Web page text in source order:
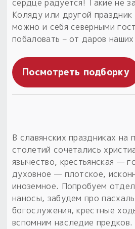
Пыльный сундучок
большое обновление
Товары со скидкой
Новинки
Товары недели
Оберег в подарок
к заказу от 3 тыс. руб.
сердце радуется! Такие не
Коляду или другой
можно и себя северными
побаловать – от даров
Посмотреть подборку
В славянских праздниках на
столетий сочетались
язычество, крестьянская —
духовное — плотское,
иноземное. Попробуем
наносы, забудем про
богослужения, крестные
вспомним наследие предков.